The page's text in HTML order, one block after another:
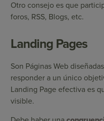
Otro consejo es que
foros, RSS, Blogs, etc.
Landing Pages
Son Páginas Web
responder a un único
Landing Page efectiva es
visible.